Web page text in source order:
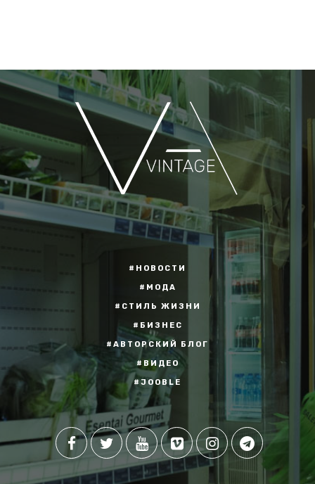
#НОВОСТИ
#МОДА
#СТИЛЬ ЖИЗНИ
#БИЗНЕС
#АВТОРСКИЙ БЛОГ
#ВИДЕО
#JOOBLE